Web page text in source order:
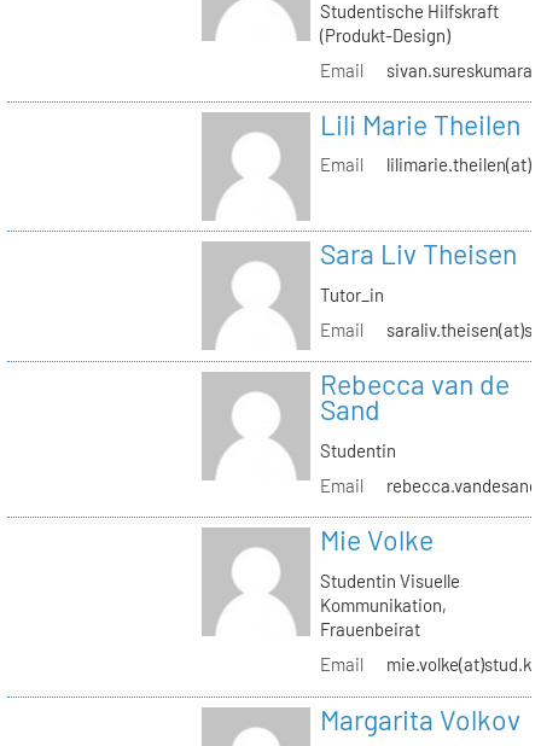
Studentische Hilfskraft
(Produkt-Design)
Email
Lili Marie Theilen
Email
Sara Liv Theisen
Tutor_in
Email
Rebecca van de
Sand
Studentin
Email
Mie Volke
Studentin Visuelle
Kommunikation,
Frauenbeirat
Email
Margarita Volkov